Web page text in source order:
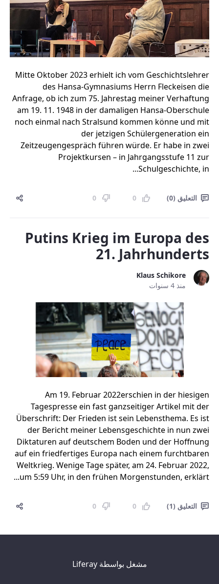
Mitte Oktober 2023 erhielt ich vom Geschichtslehrer
des Hansa-Gymnasiums Herrn Fleckeisen die
Anfrage, ob ich zum 75. Jahrestag meiner Verhaftung
am 19. 11. 1948 in der damaligen Hansa-Oberschule
noch einmal nach Stralsund kommen könne und mit
der jetzigen Schülergeneration ein
Zeitzeugengespräch führen würde. Er habe in zwei
Projektkursen – in Jahrgangsstufe 11 zur
Schulgeschichte, in...
التعليق (0) 0
0
Putins Krieg im Europa des
21. Jahrhunderts
Klaus Schikore
منذ 4 سنوات
Am 19. Februar 2022erschien in der hiesigen
Tagespresse ein fast ganzseitiger Artikel mit der
Überschrift: Der Frieden ist sein Lebensthema. Es ist
der Bericht meiner Lebensgeschichte in nun zwei
Diktaturen auf deutschem Boden und der Hoffnung
auf ein friedfertiges Europa nach einem furchtbaren
Weltkrieg. Wenige Tage später, am 24. Februar 2022,
um 5:59 Uhr, in den frühen Morgenstunden, erklärt...
التعليق (1) 0
0
مشغل بواسطةLiferay